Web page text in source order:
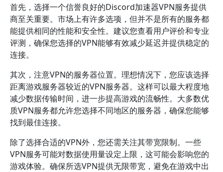
首先，选择一个信誉良好的Discord加速器VPN服务提供
商至关重要。市场上有许多选项，但并不是所有的服务都
能提供相同的性能和安全性。建议您查看用户评价和专业
评测，确保您选择的VPN能够有效减少延迟并提供稳定的
连接。
其次，注意VPN的服务器位置。理想情况下，您应该选择
距离游戏服务器较近的VPN服务器。这样可以最大程度地
减少数据传输时间，进一步提高游戏的流畅性。大多数优
质VPN服务都允许您选择不同地区的服务器，确保您能够
找到最佳连接。
除了选择合适的VPN外，您还需关注其带宽限制。一些
VPN服务可能对数据使用量设定上限，这可能会影响您的
游戏体验。确保所选VPN提供无限带宽，避免在游戏中出